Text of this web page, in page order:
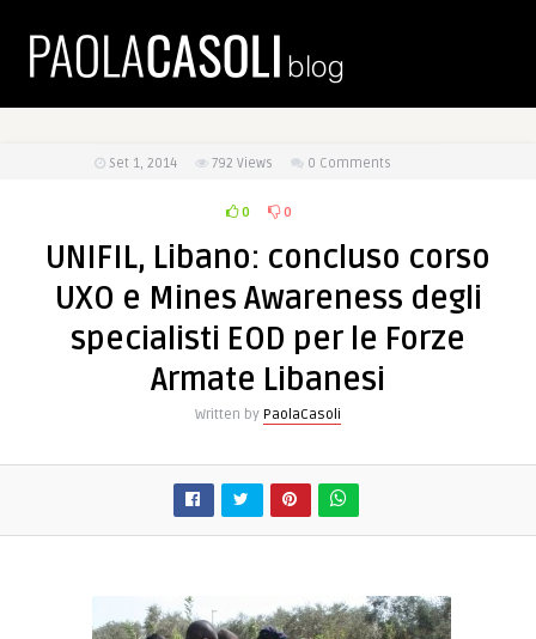
Set 1, 2014 792 Views 0 Comments
0 0
UNIFIL, Libano: concluso corso
UXO e Mines Awareness degli
specialisti EOD per le Forze
Armate Libanesi
Written by PaolaCasoli